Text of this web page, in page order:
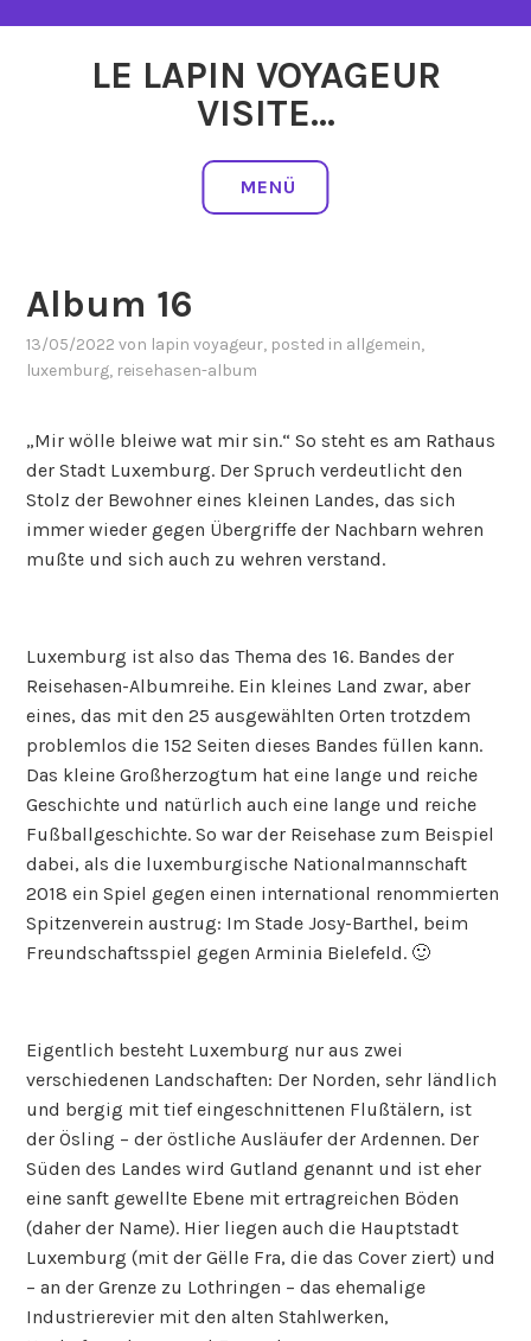
LE LAPIN VOYAGEUR
VISITE…
MENÜ
Album 16
13/05/2022 von lapin voyageur, posted in allgemein,
luxemburg, reisehasen-album
„Mir wölle bleiwe wat mir sin.“ So steht es am Rathaus
der Stadt Luxemburg. Der Spruch verdeutlicht den
Stolz der Bewohner eines kleinen Landes, das sich
immer wieder gegen Übergriffe der Nachbarn wehren
mußte und sich auch zu wehren verstand.
Luxemburg ist also das Thema des 16. Bandes der
Reisehasen-Albumreihe. Ein kleines Land zwar, aber
eines, das mit den 25 ausgewählten Orten trotzdem
problemlos die 152 Seiten dieses Bandes füllen kann.
Das kleine Großherzogtum hat eine lange und reiche
Geschichte und natürlich auch eine lange und reiche
Fußballgeschichte. So war der Reisehase zum Beispiel
dabei, als die luxemburgische Nationalmannschaft
2018 ein Spiel gegen einen international renommierten
Spitzenverein austrug: Im Stade Josy-Barthel, beim
Freundschaftsspiel gegen Arminia Bielefeld. 🙂
Eigentlich besteht Luxemburg nur aus zwei
verschiedenen Landschaften: Der Norden, sehr ländlich
und bergig mit tief eingeschnittenen Flußtälern, ist
der Ösling – der östliche Ausläufer der Ardennen. Der
Süden des Landes wird Gutland genannt und ist eher
eine sanft gewellte Ebene mit ertragreichen Böden
(daher der Name). Hier liegen auch die Hauptstadt
Luxemburg (mit der Gëlle Fra, die das Cover ziert) und
– an der Grenze zu Lothringen – das ehemalige
Industrierevier mit den alten Stahlwerken,